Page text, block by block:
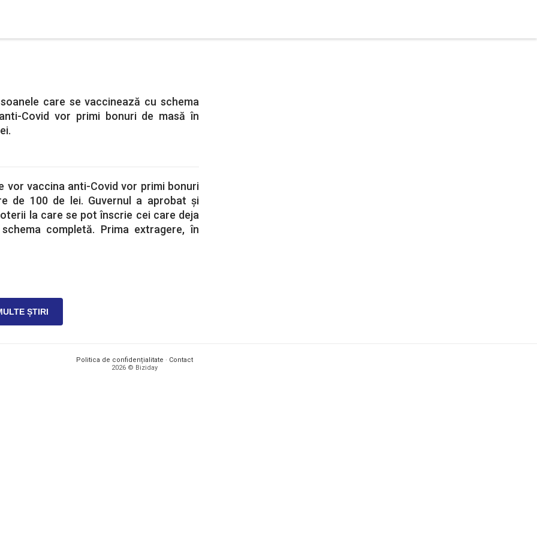
care se vaccinează cu schema
Covid vor primi bonuri de masă în
vor vaccina anti-Covid vor primi bonuri
de 100 de lei. Guvernul a aprobat și
la care se pot înscrie cei care deja
completă. Prima extragere, în
ȘTIRI
Politica de confidențialitate · Contact
2026 © Biziday